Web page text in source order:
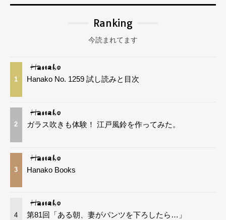
Ranking
今読まれてます
1 Hanako No. 1259 試し読みと目次
2 ガラス吹きも体験！ 江戸風鈴を作ってみた。
3 Hanako Books
4 第81回「ある朝、妻がパンツを下ろしたら…」